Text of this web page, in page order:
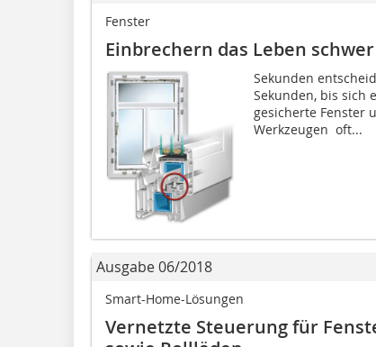
Fenster
Einbrechern das Leben
Sekunden
Sekunden, bis sich
gesicherte Fenster
Werkzeugen  oft...
Ausgabe 06/2018
Smart-Home-Lösungen
Vernetzte Steuerung für